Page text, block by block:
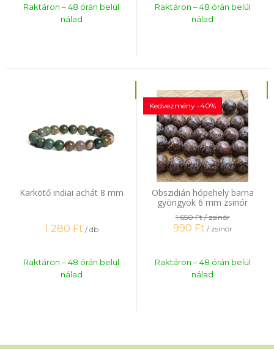
Raktáron – 48 órán belül
nálad
Raktáron – 48 órán belül
nálad
Karkötő indiai achát 8 mm
1 280 Ft / db
Raktáron – 48 órán belül
nálad
Obszidián hópehely barna
gyöngyök 6 mm zsinór
Kedvezmény -40%
1 650 Ft/ zsinór
990 Ft / zsinór
Raktáron – 48 órán belül
nálad